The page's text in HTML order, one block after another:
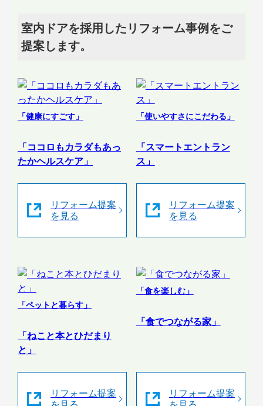
室内ドアを採用したリフォーム事例をご
提案します。
「健康にすごす」
「ココロもカラダもあっ
たかヘルスケア」
リフォーム提案
を見る
「使いやすさにこだわる」
「スマートエントラン
ス」
リフォーム提案
を見る
「ペットと暮らす」
「ねこと本とひだまり
と」
リフォーム提案
「食を楽しむ」
「食でつながる家」
リフォーム提案